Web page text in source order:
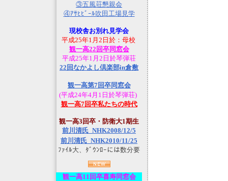
③五風荘懇親会
④ｱｻﾋﾋﾞｰﾙ吹田工場見学
現校舎お別れ見学会
平成25年1月2日於：母校
観一高22回卒同窓会
平成25年1月2日於琴弾荘
22回なかよし倶楽部in倉敷
観一高第7回卒同窓会
(平成24年4月1日於琴弾荘)
観一高7回卒私たちの時代
観一高3回卒・防衛大1期生
前川清氏_NHK2008/12/5
前川清氏_NHK2010/11/25
ﾌｧｲﾙ大、ﾀﾞｳﾝﾛｰには数分要
観一高11回卒喜寿同窓会